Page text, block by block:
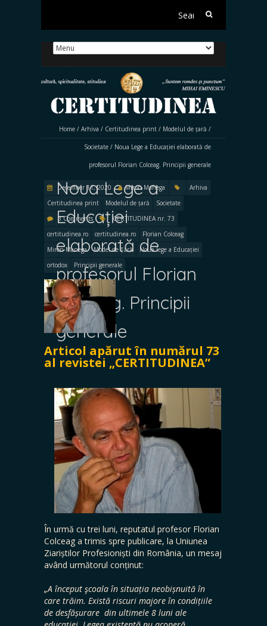
Search
Home / Arhiva / Certitudinea print / Modelul de țară /
Societate / Noua Lege a Educației elaborată de
profesorul Florian Colceag. Principii generale
Noua Lege a
Educației
elaborată de
profesorul Florian
Colceag. Principii
generale
December 11, 2020 Miron Manega
Arhiva
Certitudinea print
Modelul de țară
Societate
3 Comments
CERTITUDINEA nr. 73
certitudinea.ro
certitudinea.ro
Florian Colceag
Miron Manega
Model de Țară
Noua lege a Educației
ortodox
Principii generale
Articol apărut în numărul 73
al revistei „CERTITUDINEA”
În urmă cu trei luni, reputatul profesor Florian
Colceag a trimis spre publicare, la Uniunea
Ziariștilor Profesioniști din România, un mesaj
având următorul conținut:
„A început şcoala în situația neobișnuită în
care trăim. Există riscuri majore în condițiile
de desfășurare din ultimele 8 luni ale